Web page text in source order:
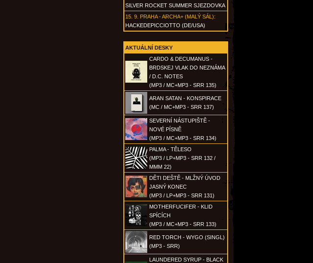
SILVER ROCKET SUMMER SJEZDOVKA
15. 9. PRAHA - ARCHA+ (MALÝ SÁL):
HACKEDEPICCIOTTO (DE/USA)
AKTUÁLNÍ DESKY
CARDO & DECUMANUS -
BRDSKEJ VLAK DO NEZNÁMA
/ D.C. NOTES
(MP3 / MC+MP3 - SRR 135)
ARAN SATAN - KONSPIRACE
(MC / MC+MP3 - SRR 137)
SEVERNÍ NÁSTUPIŠTĚ -
NOVÉ PÍSNĚ
(MP3 / MC+MP3 - SRR 134)
PALMA - TĚLESO
(MP3 / LP+MP3 - SRR 132 /
MMM 22)
DĚTI DEŠTĚ - MLŽNÝ ÚVOD
JASNÝ KONEC
(MP3 / LP+MP3 - SRR 131)
MOTHERFUCIFER - KLID
SPÍCÍCH
(MP3 / MC+MP3 - SRR 133)
RED TORCH - WYGO (SINGL)
(MP3 - SRR)
LAUNDERED SYRUP - BLACK